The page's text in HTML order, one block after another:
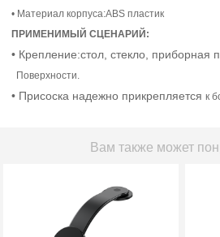
• Материал корпуса:ABS пластик
ПРИМЕНИМЫЙ СЦЕНАРИЙ:
• Крепление:стол, стекло, приборная
Поверхности.
• Присоска надежно прикрепляетсяк
Вам также может